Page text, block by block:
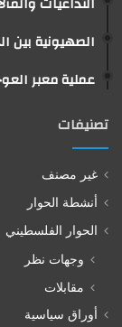
الصهيونية بين
عملية معبر
تصنيفات
غير مصنف
أنشطة الحوار
الحوار الفلسطيني
وجهات نظر
مقابلات
أوراق سياسية